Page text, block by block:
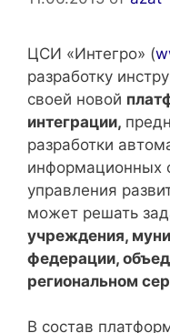
ЦСИ «Интегро» (
разработку
своей новой
интеграции,
разработки
информационных
управления
может решать
учреждения,
федерации,
региональном
В состав